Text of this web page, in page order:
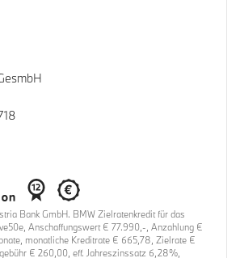
Bank GmbH. BMW Zielratenkredit für das
Anschaffungswert € 77.990,-, Anzahlung €
monatliche Kreditrate € 665,78, Zielrate €
€ 260,00, eff. Jahreszinssatz 6,28%,